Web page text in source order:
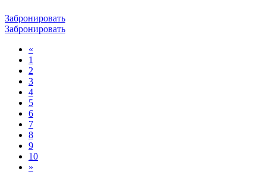
Забронировать
Забронировать
«
1
2
3
4
5
6
7
8
9
10
»